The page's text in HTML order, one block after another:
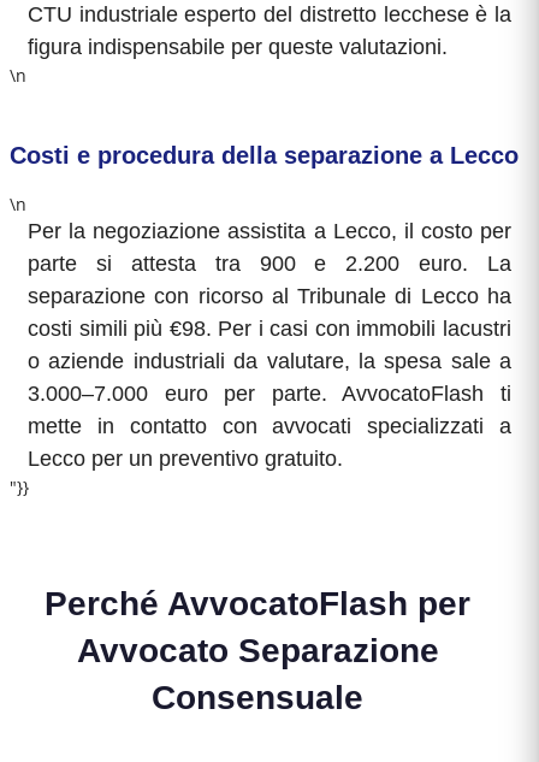
CTU industriale esperto del distretto lecchese è la
figura indispensabile per queste valutazioni.
\n
Costi e procedura della separazione a Lecco
\n
Per la negoziazione assistita a Lecco, il costo per
parte si attesta tra 900 e 2.200 euro. La
separazione con ricorso al Tribunale di Lecco ha
costi simili più €98. Per i casi con immobili lacustri
o aziende industriali da valutare, la spesa sale a
3.000–7.000 euro per parte. AvvocatoFlash ti
mette in contatto con avvocati specializzati a
Lecco per un preventivo gratuito.
"}}
Perché AvvocatoFlash per
Avvocato Separazione
Consensuale